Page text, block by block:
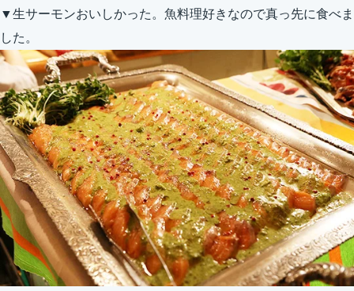
▼生サーモンおいしかった。魚料理好きなので真っ先に食べま
した。